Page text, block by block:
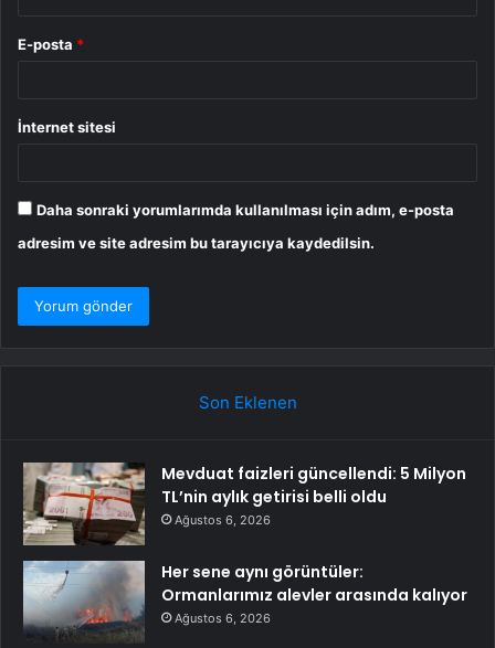
E-posta *
İnternet sitesi
Daha sonraki yorumlarımda kullanılması için adım, e-posta
adresim ve site adresim bu tarayıcıya kaydedilsin.
Son Eklenen
Mevduat faizleri güncellendi: 5 Milyon
TL’nin aylık getirisi belli oldu
Ağustos 6, 2026
Her sene aynı görüntüler:
Ormanlarımız alevler arasında kalıyor
Ağustos 6, 2026